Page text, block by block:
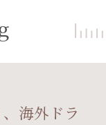
海外ドラ